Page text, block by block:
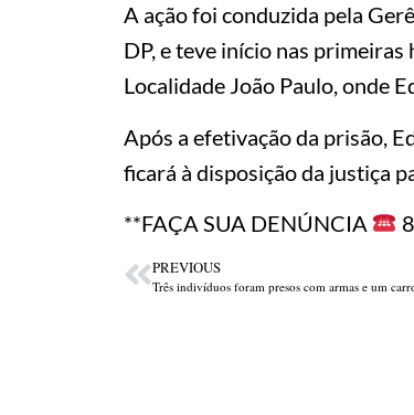
A ação foi conduzida pela
DP, e teve início nas
Localidade João Paulo, onde
Após a efetivação da prisão,
ficará à disposição da justiça
**FAÇA SUA DENÚNCIA
PREVIOUS